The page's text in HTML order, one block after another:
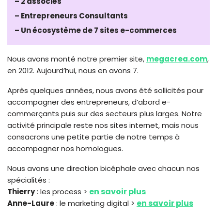
– Entrepreneurs Consultants
– Un écosystème de 7 sites e-commerces
Nous avons monté notre premier site, megacrea.com,
en 2012. Aujourd’hui, nous en avons 7.
Après quelques années, nous avons été sollicités pour
accompagner des entrepreneurs, d’abord e-
commerçants puis sur des secteurs plus larges. Notre
activité principale reste nos sites internet, mais nous
consacrons une petite partie de notre temps à
accompagner nos homologues.
Nous avons une direction bicéphale avec chacun nos
spécialités :
Thierry: les process > en savoir plus
Anne-Laure: le marketing digital > en savoir plus